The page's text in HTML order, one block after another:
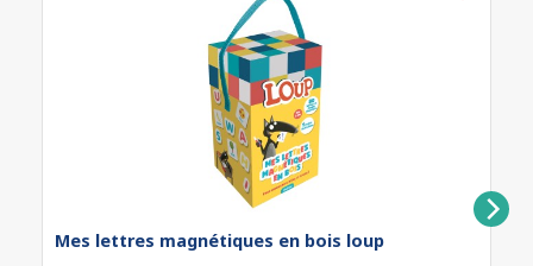
Mes lettres magnétiques en bois loup